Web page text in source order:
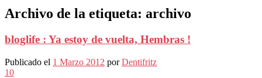
Archivo de la etiqueta: archivo
bloglife : Ya estoy de vuelta, Hembras !
Publicado el 1 Marzo 2012 porDentifritz
10